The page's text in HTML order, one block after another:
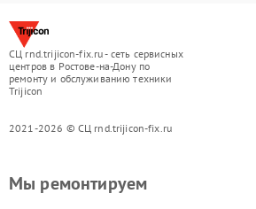
СЦ rnd.trijicon-fix.ru - сеть сервисных
центров в Ростове-на-Дону по
ремонту и обслуживанию техники
Trijicon
2021-2026 © СЦ rnd.trijicon-fix.ru
Мы ремонтируем